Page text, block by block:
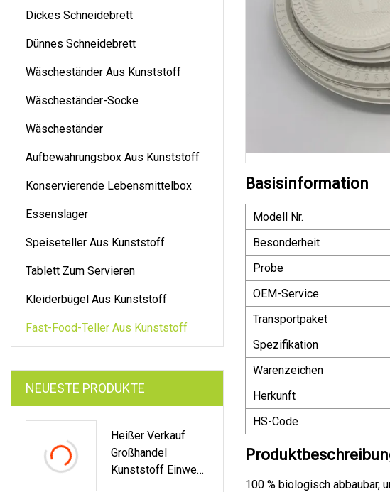
Dickes Schneidebrett
Dünnes Schneidebrett
Wäscheständer Aus Kunststoff
Wäscheständer-Socke
Wäscheständer
Aufbewahrungsbox Aus Kunststoff
Konservierende Lebensmittelbox
Essenslager
Speiseteller Aus Kunststoff
Tablett Zum Servieren
Kleiderbügel Aus Kunststoff
Fast-Food-Teller Aus Kunststoff
NEUESTE PRODUKTE
Heißer Verkauf
Großhandel
Kunststoff Einweg
Basisinformation
Modell Nr.
Besonderheit
Probe
OEM-Service
Transportpaket
Spezifikation
Warenzeichen
Herkunft
HS-Code
100 % biologisch abbaubar,